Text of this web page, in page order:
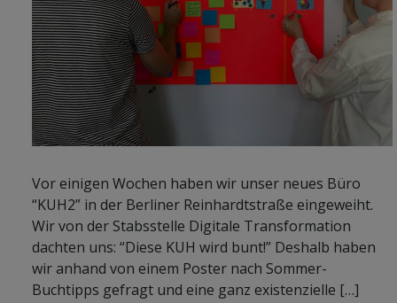
Vor einigen Wochen haben wir unser neues Büro
“KUH2” in der Berliner Reinhardtstraße eingeweiht.
Wir von der Stabsstelle Digitale Transformation
dachten uns: “Diese KUH wird bunt!” Deshalb haben
wir anhand von einem Poster nach Sommer-
Buchtipps gefragt und eine ganz existenzielle […]